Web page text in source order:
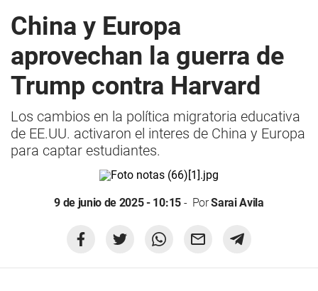
China y Europa
aprovechan la guerra de
Trump contra Harvard
Los cambios en la política migratoria educativa
de EE.UU. activaron el interes de China y Europa
para captar estudiantes.
9 de junio de 2025 - 10:15 PorSarai Avila